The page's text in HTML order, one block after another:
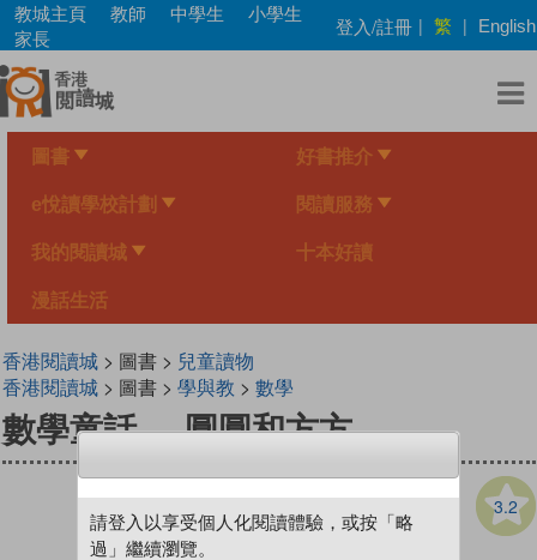
Skip
main
content
教城主頁 教師 中學生
小學生
家長
登入/註冊 | 繁 | English
圖書 好書推介
e悅讀學校計劃 閱讀服務
我的閱讀城 十本好讀
漫話生活
香港閱讀城> 圖書 > 兒童讀物
香港閱讀城> 圖書 > 學與教 > 數學
數學童話──圓圓和方方
3.2
請登入以享受個人化閱讀體驗，或按「略
過」繼續瀏覽。